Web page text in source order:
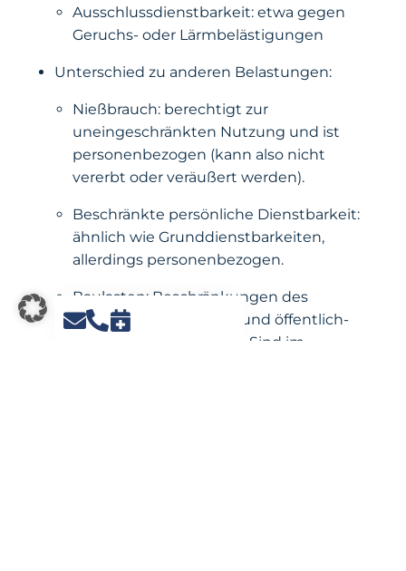
Ausschlussdienstbarkeit: etwa gegen
Geruchs- oder Lärmbelästigungen
Unterschied zu anderen Belastungen:
Nießbrauch: berechtigt zur
uneingeschränkten Nutzung und ist
personenbezogen (kann also nicht
vererbt oder veräußert werden).
Beschränkte persönliche Dienstbarkeit:
ähnlich wie Grunddienstbarkeiten,
allerdings personenbezogen.
Baulasten: Beschränkungen des
Grundeigentums aufgrund öffentlich-
rechtlicher Vorschriften. Sind im